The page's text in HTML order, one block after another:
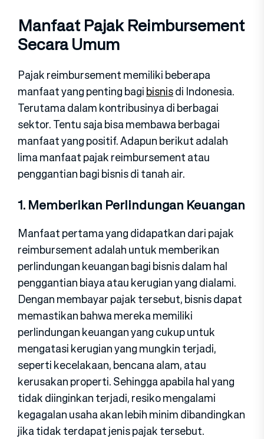
Manfaat Pajak Reimbursement
Secara Umum
Pajak reimbursement memiliki beberapa
manfaat yang penting bagibisnisdi Indonesia.
Terutama dalam kontribusinya di berbagai
sektor. Tentu saja bisa membawa berbagai
manfaat yang positif. Adapun berikut adalah
lima manfaat pajak reimbursement atau
penggantian bagi bisnis di tanah air.
1. Memberikan Perlindungan Keuangan
Manfaat pertama yang didapatkan dari pajak
reimbursement adalah untuk memberikan
perlindungan keuangan bagi bisnis dalam hal
penggantian biaya atau kerugian yang dialami.
Dengan membayar pajak tersebut, bisnis dapat
memastikan bahwa mereka memiliki
perlindungan keuangan yang cukup untuk
mengatasi kerugian yang mungkin terjadi,
seperti kecelakaan, bencana alam, atau
kerusakan properti. Sehingga apabila hal yang
tidak diinginkan terjadi, resiko mengalami
kegagalan usaha akan lebih minim dibandingkan
jika tidak terdapat jenis pajak tersebut.